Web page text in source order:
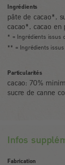
Ingrédients
pâte de cacao*,
cacao*, cacao
* = Ingrédients issus
** = Ingrédients issus
Particularités
cacao: 70%
sucre de canne
Infos
Fabrication